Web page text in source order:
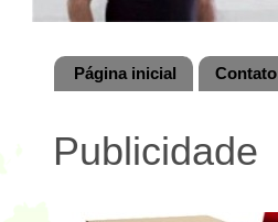
Página inicial Contato
Publicidade